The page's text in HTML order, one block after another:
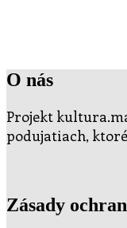
O nás
Projekt
podujatiach,
Zásady